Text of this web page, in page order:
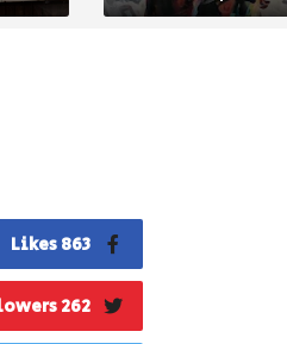
ארגון "ביחד ננצח"
863 Likes
262 Followers